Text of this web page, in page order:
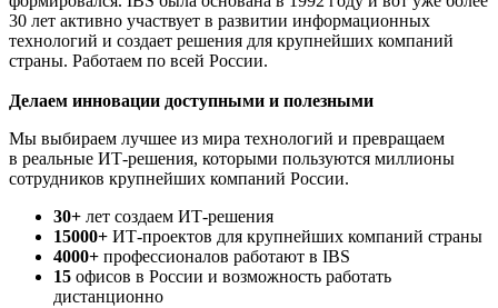
30 лет активно участвует в развитии информационных
технологий и создает решения для крупнейших компаний
страны. Работаем по всей России.
Делаем инновации доступными и полезными
Мы выбираем лучшее из мира технологий и превращаем
в реальные ИТ-решения, которыми пользуются миллионы
сотрудников крупнейших компаний России.
30+ лет создаем ИТ-решения
15000+ ИТ-проектов для крупнейших компаний страны
4000+ профессионалов работают в IBS
15 офисов в России и возможность работать
дистанционно